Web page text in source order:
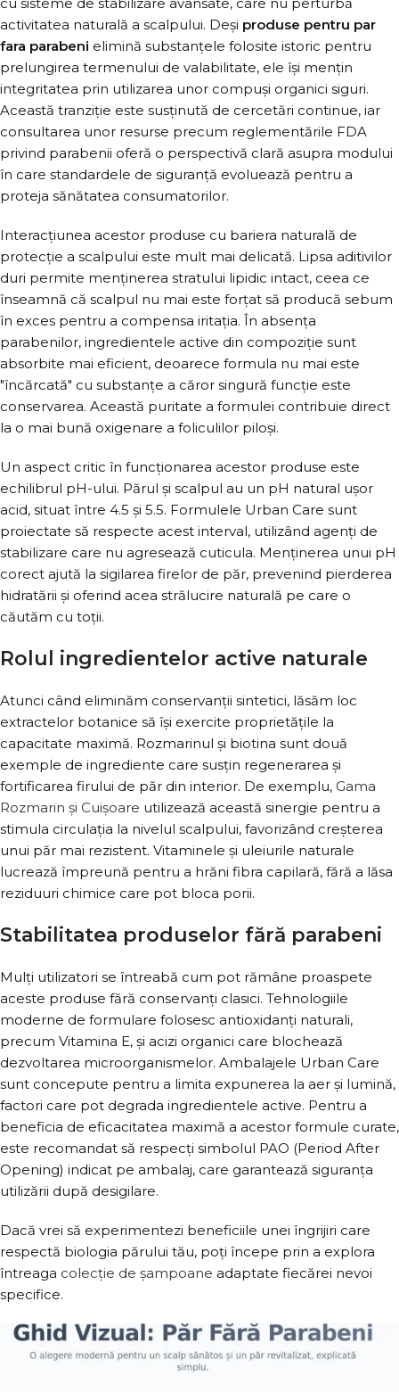
activitatea naturală a scalpului. Deși produse pentru par
fara parabeni elimină substanțele folosite istoric pentru
prelungirea termenului de valabilitate, ele își mențin
integritatea prin utilizarea unor compuși organici siguri.
Această tranziție este susținută de cercetări continue, iar
consultarea unor resurse precum reglementările FDA
privind parabenii oferă o perspectivă clară asupra modului
în care standardele de siguranță evoluează pentru a
proteja sănătatea consumatorilor.
Interacțiunea acestor produse cu bariera naturală de
protecție a scalpului este mult mai delicată. Lipsa aditivilor
duri permite menținerea stratului lipidic intact, ceea ce
înseamnă că scalpul nu mai este forțat să producă sebum
în exces pentru a compensa iritația. În absența
parabenilor, ingredientele active din compoziție sunt
absorbite mai eficient, deoarece formula nu mai este
"încărcată" cu substanțe a căror singură funcție este
conservarea. Această puritate a formulei contribuie direct
la o mai bună oxigenare a foliculilor piloși.
Un aspect critic în funcționarea acestor produse este
echilibrul pH-ului. Părul și scalpul au un pH natural ușor
acid, situat între 4.5 și 5.5. Formulele Urban Care sunt
proiectate să respecte acest interval, utilizând agenți de
stabilizare care nu agresează cuticula. Menținerea unui pH
corect ajută la sigilarea firelor de păr, prevenind pierderea
hidratării și oferind acea strălucire naturală pe care o
căutăm cu toții.
Rolul ingredientelor active naturale
Atunci când eliminăm conservanții sintetici, lăsăm loc
extractelor botanice să își exercite proprietățile la
capacitate maximă. Rozmarinul și biotina sunt două
exemple de ingrediente care susțin regenerarea și
fortificarea firului de păr din interior. De exemplu, Gama
Rozmarin și Cuișoare utilizează această sinergie pentru a
stimula circulația la nivelul scalpului, favorizând creșterea
unui păr mai rezistent. Vitaminele și uleiurile naturale
lucrează împreună pentru a hrăni fibra capilară, fără a lăsa
reziduuri chimice care pot bloca porii.
Stabilitatea produselor fără parabeni
Mulți utilizatori se întreabă cum pot rămâne proaspete
aceste produse fără conservanți clasici. Tehnologiile
moderne de formulare folosesc antioxidanți naturali,
precum Vitamina E, și acizi organici care blochează
dezvoltarea microorganismelor. Ambalajele Urban Care
sunt concepute pentru a limita expunerea la aer și lumină,
factori care pot degrada ingredientele active. Pentru a
beneficia de eficacitatea maximă a acestor formule curate,
este recomandat să respecți simbolul PAO (Period After
Opening) indicat pe ambalaj, care garantează siguranța
utilizării după desigilare.
Dacă vrei să experimentezi beneficiile unei îngrijiri care
respectă biologia părului tău, poți începe prin a explora
întreaga colecție de șampoane adaptate fiecărei nevoi
specifice.